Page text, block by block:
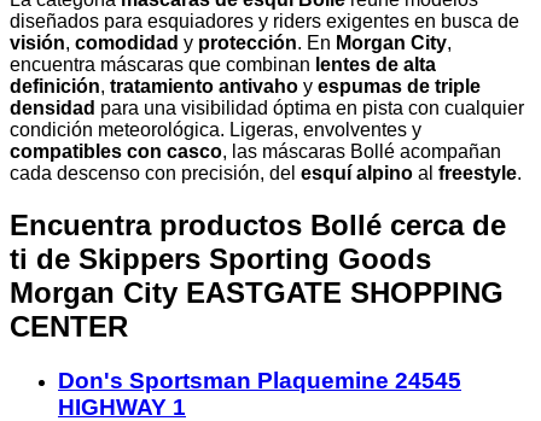
diseñados para esquiadores y riders exigentes en busca de
visión, comodidad y protección. En Morgan City,
encuentra máscaras que combinan lentes de alta
definición, tratamiento antivaho y espumas de triple
densidad para una visibilidad óptima en pista con cualquier
condición meteorológica. Ligeras, envolventes y
compatibles con casco, las máscaras Bollé acompañan
cada descenso con precisión, del esquí alpino al freestyle.
Encuentra productos Bollé cerca de
ti de Skippers Sporting Goods
Morgan City EASTGATE SHOPPING
CENTER
Don's Sportsman Plaquemine 24545
HIGHWAY 1